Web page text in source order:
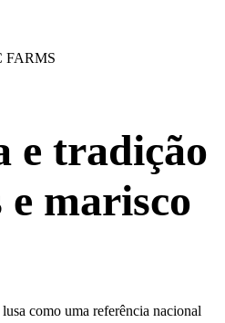
FARMS
e tradição
e marisco
lusa como uma referência nacional